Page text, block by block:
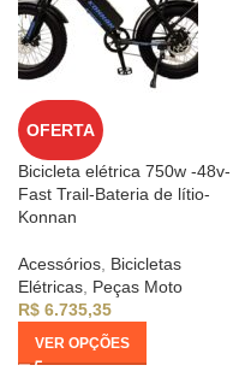
OFERTA
Bicicleta elétrica 750w -48v-
Fast Trail-Bateria de lítio-
Konnan
Acessórios Bicicletas
Elétricas Peças Moto
R$ 6.735,35
VER OPÇÕES